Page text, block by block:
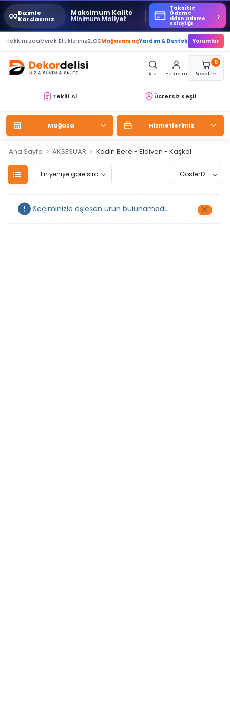
∞Bizimle
Kârdasınız
Maksimum Kalite
Minimum Maliyet
Taksitle
Ödeme
Elden Ödeme
Kolaylığı
›
HakkımızdaMerak EttiklerinizBLOGMağazanı açYardım & Destek Yorumlar
Ara Hesabım
0
Sepetim
Teklif Al Ücretsiz Keşif
Mağaza Hizmetlerimiz
Ana Sayfa > AKSESUAR > Kadın Bere - Eldiven - Kaşkol
Seçiminizle eşleşen ürün bulunamadı.